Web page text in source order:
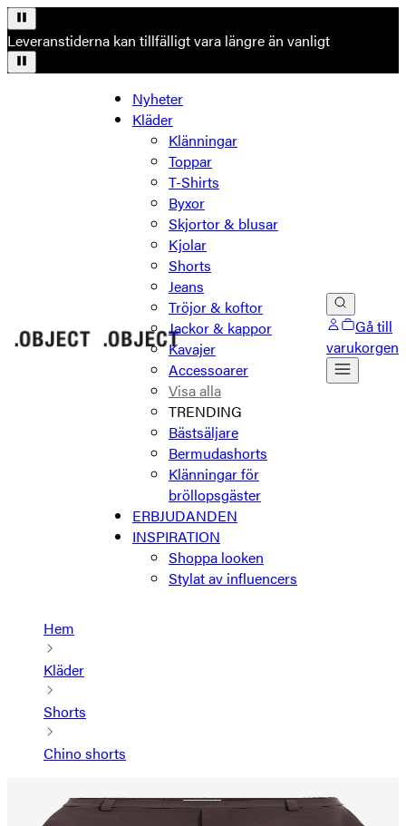
Leveranstiderna kan tillfälligt vara längre än vanligt
Nyheter
Kläder
Klänningar
Toppar
T-Shirts
Byxor
Skjortor & blusar
Kjolar
Shorts
Jeans
Tröjor & koftor
Jackor & kappor
Kavajer
Accessoarer
Visa alla
TRENDING
Bästsäljare
Bermudashorts
Klänningar för
bröllopsgäster
ERBJUDANDEN
INSPIRATION
Shoppa looken
Stylat av influencers
Gå till
varukorgen
Hem
Kläder
Shorts
Chino shorts